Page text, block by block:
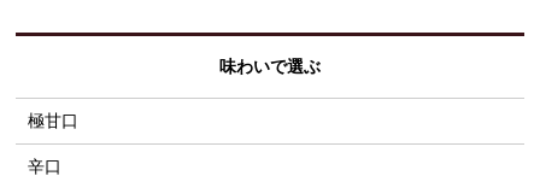
味わいで選ぶ
極甘口
辛口